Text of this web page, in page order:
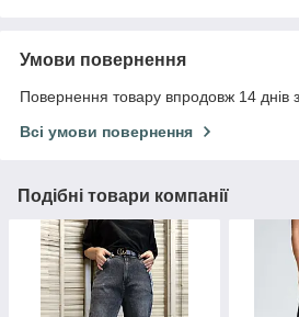
Умови повернення
Повернення товару впродовж 14 днів
Всі умови повернення
Подібні товари компанії